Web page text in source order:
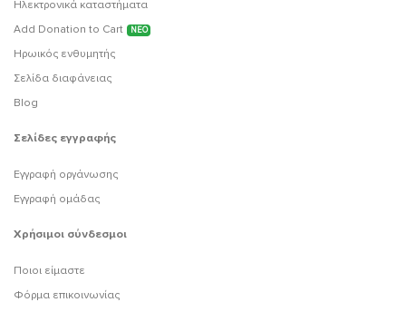
Ηλεκτρονικά καταστήματα
Add Donation to Cart
ΝΕΟ
Ηρωικός ενθυμητής
Σελίδα διαφάνειας
Blog
Σελίδες εγγραφής
Εγγραφή οργάνωσης
Εγγραφή ομάδας
Χρήσιμοι σύνδεσμοι
Ποιοι είμαστε
Φόρμα επικοινωνίας